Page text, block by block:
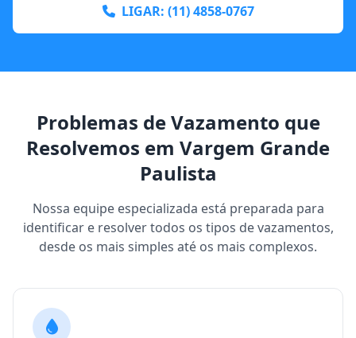
LIGAR: (11) 4858-0767
Problemas de Vazamento que
Resolvemos em Vargem Grande
Paulista
Nossa equipe especializada está preparada para
identificar e resolver todos os tipos de vazamentos,
desde os mais simples até os mais complexos.